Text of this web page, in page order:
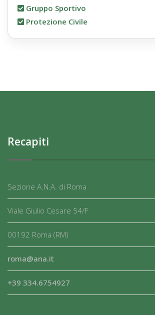
Gruppo Sportivo
Protezione Civile
Recapiti
Sezione A.N.A. di Roma
Viale Giulio Cesare 54/F
00192 Roma (RM)
roma@ana.it
+39 334.6754927